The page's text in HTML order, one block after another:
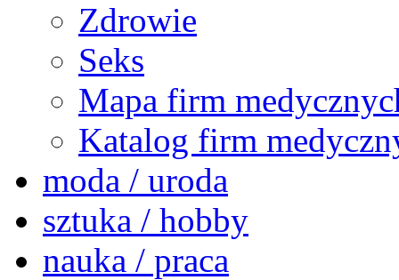
Zdrowie
Seks
Mapa firm
Katalog firm
moda / uroda
sztuka / hobby
nauka / praca